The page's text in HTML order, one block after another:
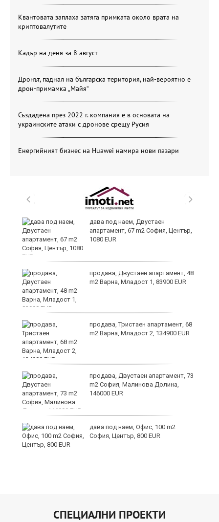
Квантовата заплаха затяга примката около врата на
криптовалутите
Кадър на деня за 8 август
Дронът, паднал на българска територия, най-вероятно е
дрон-примамка „Майя“
Създадена през 2022 г. компания е в основата на
украинските атаки с дронове срещу Русия
Енергийният бизнес на Huawei намира нови пазари
дава под наем, Двустаен
апартамент, 67 m2 София, Център,
1080 EUR
продава, Двустаен апартамент, 48
m2 Варна, Младост 1, 83900 EUR
продава, Тристаен апартамент, 68
m2 Варна, Младост 2, 134900 EUR
продава, Двустаен апартамент, 73
m2 София, Малинова Долина,
146000 EUR
дава под наем, Офис, 100 m2
София, Център, 800 EUR
СПЕЦИАЛНИ ПРОЕКТИ